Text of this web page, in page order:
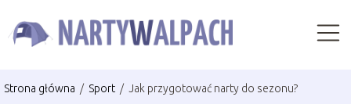
Strona główna / Sport / Jak przygotować narty do sezonu?